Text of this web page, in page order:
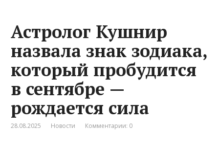
Астролог Кушнир
назвала знак зодиака,
который пробудится
в сентябре —
рождается сила
28.08.2025 Новости Комментарии: 0